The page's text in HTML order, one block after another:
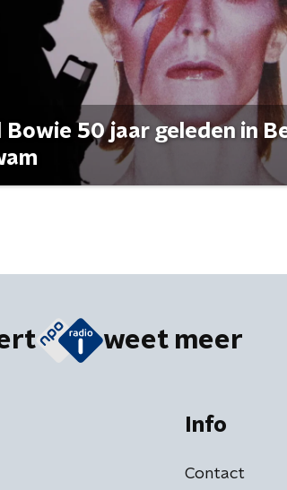
Bowie 50 jaar geleden in
weet meer
Info
Contact